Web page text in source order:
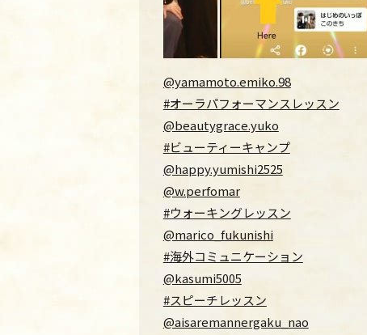
@yamamoto.emiko.98
#オーラパフォーマンスレッスン
@beautygrace.yuko
#ビューティーキャンプ
@happy.yumishi2525
@w.perfomar
#ウォーキングレッスン
@marico_fukunishi
#海外コミュニケーション
@kasumi5005
#スピーチレッスン
@aisaremannergaku_nao